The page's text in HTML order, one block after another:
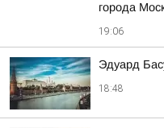
города
19:06
Эдуард
18:48